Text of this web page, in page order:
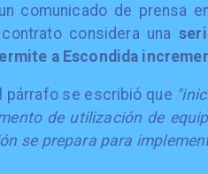
comunicado de prensa
considera una
a Escondida
párrafo se escribió que
de utilización de
se prepara para